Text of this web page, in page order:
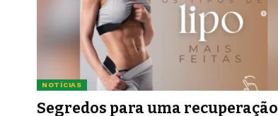
NOTÍCIAS
Segredos para uma recuperação